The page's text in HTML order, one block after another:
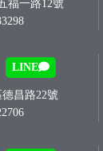
福一路12號
LINE
昌路22號